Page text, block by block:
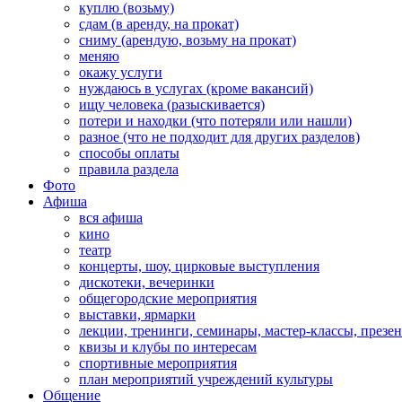
куплю (возьму)
сдам (в аренду, на прокат)
сниму (арендую, возьму на прокат)
меняю
окажу услуги
нуждаюсь в услугах (кроме вакансий)
ищу человека (разыскивается)
потери и находки (что потеряли или нашли)
разное (что не подходит для других разделов)
способы оплаты
правила раздела
Фото
Афиша
вся афиша
кино
театр
концерты, шоу, цирковые выступления
дискотеки, вечеринки
общегородские мероприятия
выставки, ярмарки
лекции, тренинги, семинары, мастер-классы,
квизы и клубы по интересам
спортивные мероприятия
план мероприятий учреждений культуры
Общение